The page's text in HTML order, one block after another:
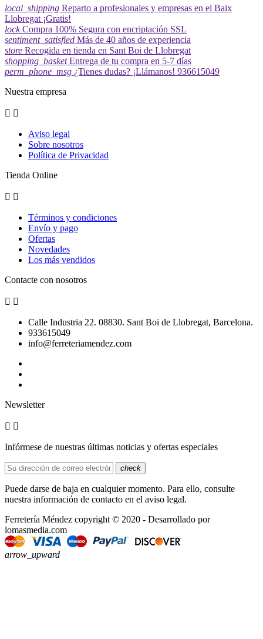
local_shipping Reparto a profesionales y empresas en el Baix
Llobregat ¡Gratis!
lock Compra 100% Segura con encriptación SSL
sentiment_satisfied Más de 40 años de experiencia
store Recogida en tienda en Sant Boi de Llobregat
shopping_basket Entrega de tu compra en 5-7 días
perm_phone_msg ¿Tienes dudas? ¡Llámanos! 936615049
Nuestra empresa
 
Aviso legal
Sobre nosotros
Política de Privacidad
Tienda Online
 
Términos y condiciones
Envío y pago
Ofertas
Novedades
Los más vendidos
Contacte con nosotros
 
Calle Industria 22. 08830. Sant Boi de Llobregat, Barcelona.
933615049
info@ferreteriamendez.com
Newsletter
 
Infórmese de nuestras últimas noticias y ofertas especiales
check
Puede darse de baja en cualquier momento. Para ello, consulte
nuestra información de contacto en el aviso legal.
Ferretería Méndez copyright © 2020 - Desarrollado por
lomasmedia.com
arrow_upward